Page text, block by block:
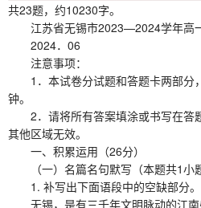
共23题，约10230字。
江苏省无锡市2023—2024学年高
2024．06
注意事项：
1．本试卷分试题和答题卡两部分
钟。
2．请将所有答案填涂或书写在答
其他区域无效。
一、积累运用（26分）
（一）名篇名句默写（本题共1小题
1. 补写出下面语段中的空缺部分。
无锡，是有三千年文明脉动的江南